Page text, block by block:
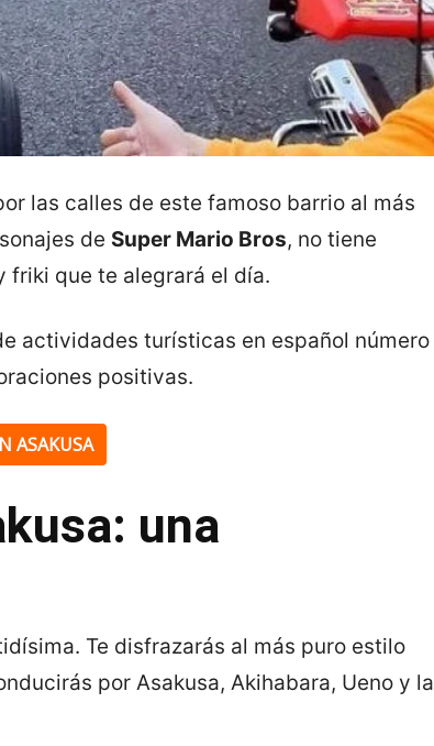
las calles de este famoso barrio al más
de Super Mario Bros, no tiene
friki que te alegrará el día.
actividades turísticas en español número
positivas.
ASAKUSA
una
Te disfrazarás al más puro estilo
por Asakusa, Akihabara, Ueno y la